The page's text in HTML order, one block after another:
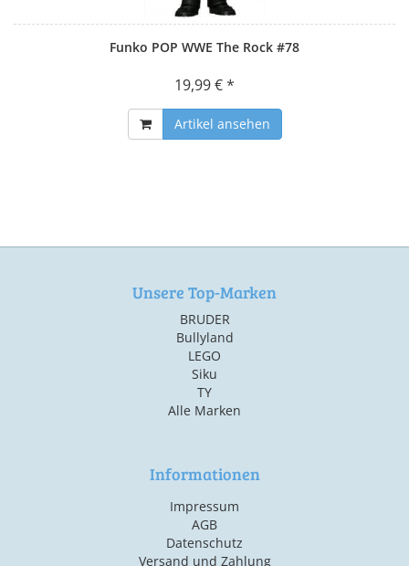
Funko POP WWE The Rock #78
19,99 € *
Artikel ansehen
Unsere Top-Marken
BRUDER
Bullyland
LEGO
Siku
TY
Alle Marken
Informationen
Impressum
AGB
Datenschutz
Versand und Zahlung